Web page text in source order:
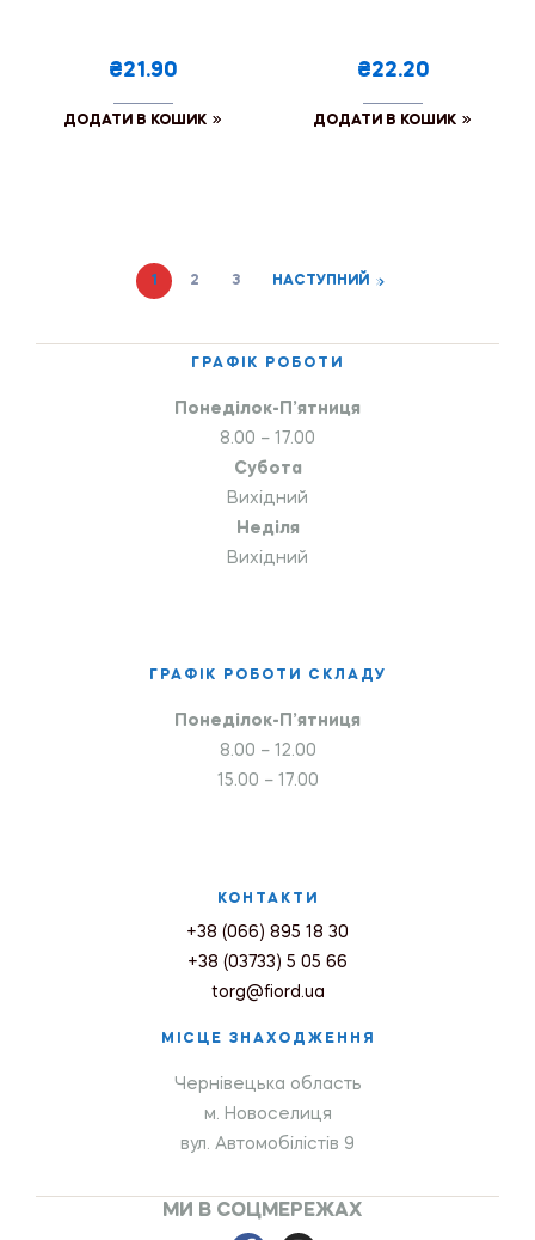
₴21.90
ДОДАТИ В КОШИК
₴22.20
ДОДАТИ В КОШИК
1 2 3 НАСТУПНИЙ
ГРАФІК РОБОТИ
Понеділок-П’ятниця
8.00 – 17.00
Субота
Вихідний
Неділя
Вихідний
ГРАФІК РОБОТИ СКЛАДУ
Понеділок-П’ятниця
8.00 – 12.00
15.00 – 17.00
КОНТАКТИ
+38 (066) 895 18 30
+38 (03733) 5 05 66
torg@fiord.ua
МІСЦЕ ЗНАХОДЖЕННЯ
Чернівецька область
м. Новоселиця
вул. Автомобілістів 9
МИ В СОЦМЕРЕЖАХ